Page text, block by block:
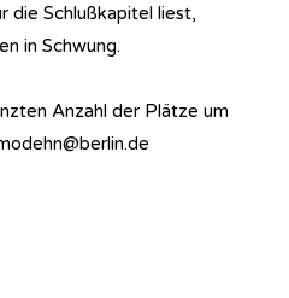
die Schlußkapitel liest,
in Schwung.
Anzahl der Plätze um